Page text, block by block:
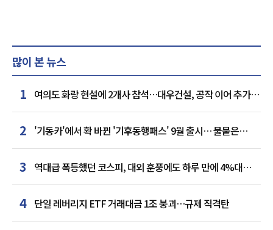
많이 본 뉴스
1 여의도 화랑 현설에 2개사 참석…대우건설, 공작 이어 추가
거점 확보하나
2 '기동카'에서 확 바뀐 '기후동행패스' 9월 출시… 불붙은
카드사 경쟁
3
역대급 폭등했던 코스피, 대외 훈풍에도 하루 만에 4%대
급락
4 단일 레버리지 ETF 거래대금 1조 붕괴…규제 직격탄